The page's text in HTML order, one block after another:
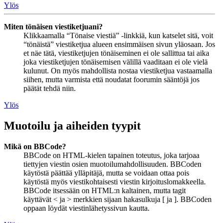
Ylös
Miten tönäisen viestiketjuani?
Klikkaamalla “Tönaise viestiä” -linkkiä, kun katselet sitä, voit
“tönäistä” viestiketjua alueen ensimmäisen sivun yläosaan. Jos
et näe tätä, viestiketjujen tönäiseminen ei ole sallittua tai aika
joka viestiketjujen tönäisemisen välillä vaaditaan ei ole vielä
kulunut. On myös mahdollista nostaa viestiketjua vastaamalla
siihen, mutta varmista että noudatat foorumin sääntöjä jos
päätät tehdä niin.
Ylös
Muotoilu ja aiheiden tyypit
Mikä on BBCode?
BBCode on HTML-kielen tapainen toteutus, joka tarjoaa
tiettyjen viestin osien muotoilumahdollisuuden. BBCoden
käytöstä päättää ylläpitäjä, mutta se voidaan ottaa pois
käytöstä myös viestikohtaisesti viestin kirjoituslomakkeella.
BBCode itsessään on HTML:n kaltainen, mutta tagit
käyttävät < ja > merkkien sijaan hakasulkuja [ ja ]. BBCoden
oppaan löydät viestinlähetyssivun kautta.